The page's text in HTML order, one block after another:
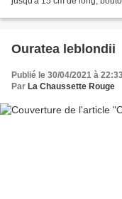
Ouratea leblondii
Publié le 30/04/2021 à
Par La Chaussette Rouge